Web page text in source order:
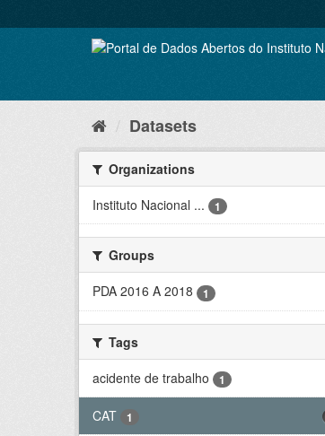
to
Datasets
Organizations
Instituto Nacional ...
1
Groups
PDA 2016 A 2018
1
Tags
acidente de trabalho
1
CAT 1